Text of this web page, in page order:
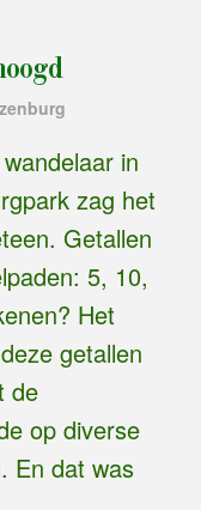
in
zag het
Getallen
5, 10,
Het
getallen
de
op diverse
En dat was